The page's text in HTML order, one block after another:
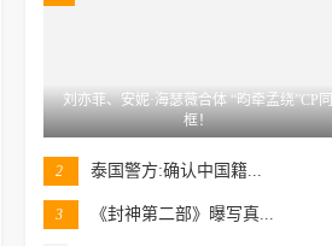
刘亦菲、安妮·海瑟薇合体 “昀牵孟绕”CP同
框！
2 泰国警方:确认中国籍...
3 《封神第二部》曝写真...